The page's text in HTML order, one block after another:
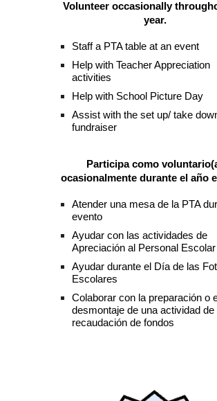
Volunteer occasionally
year.
Staff a PTA table at an event
Help with Teacher Appreciation
activities
Help with School Picture Day
Assist with the set up/ take
fundraiser
Participa como
ocasionalmente durante el año
Atender una mesa de la PTA
evento
Ayudar con las actividades de
Apreciación al Personal Escolar
Ayudar durante el Día de las
Escolares
Colaborar con la preparación o
desmontaje de una actividad de
recaudación de fondos